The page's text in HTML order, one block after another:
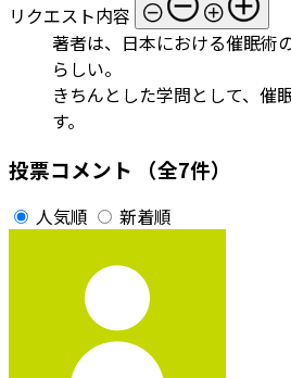
リクエスト内容
著者は、日本における催眠術
らしい。
きちんとした学問として、催
す。
投票コメント （全7件）
人気順 新着順